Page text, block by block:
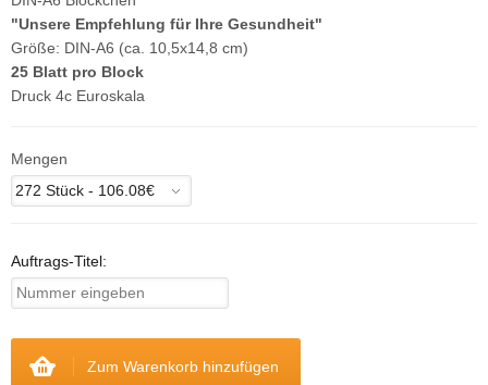
"Unsere Empfehlung für Ihre Gesundheit"
Größe: DIN-A6 (ca. 10,5x14,8 cm)
25 Blatt pro Block
Druck 4c Euroskala
Mengen
Auftrags-Titel:
Zum Warenkorb hinzufügen